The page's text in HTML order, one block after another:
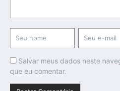
Salvar meus dados neste
que eu comentar.